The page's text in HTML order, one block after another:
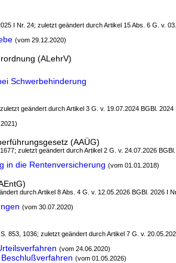
I Nr. 24; zuletzt geändert durch Artikel 15 Abs. 6 G. v.
(vom 29.12.2020)
(ALehrV)
Schwerbehinderung
geändert durch Artikel 3 G. v. 19.07.2024 BGBl. 2024
(AAÜG)
zuletzt geändert durch Artikel 2 G. v. 24.07.2026
in die Rentenversicherung (vom 01.01.2018)
durch Artikel 8 Abs. 4 G. v. 12.05.2026 BGBl. 2026 I
(vom 30.07.2020)
853, 1036; zuletzt geändert durch Artikel 7 G. v.
(vom 24.06.2020)
(vom 01.05.2026)